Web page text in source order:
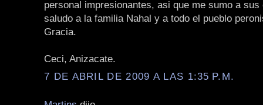
personal impresionantes, asi que me sumo a sus
saludo a la familia Nahal y a todo el pueblo
Gracia.
Ceci, Anizacate.
7 DE ABRIL DE 2009 A LAS 1:35 P.M.